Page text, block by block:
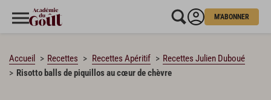
M'ABONNER
Accueil Recettes Recettes Apéritif
Recettes Julien Duboué
Risotto balls de piquillos au cœur de chèvre
CHARGEMENT…